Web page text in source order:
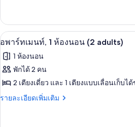
นท์,
ห้อง
นอน
(2
adults
and
เกี่ยว
กับ
อ
ท
เม
ห้อง
เปิด
ภาพถ่าย
ทั้งหมด
ของ
อ
ผ้านว
8
อพาร์ทเมนท์, 1 ห้องนอน (2 adults)
1 ห้องนอน
พักได้ 2 คน
2 เตียงเดี่ยว และ 1 เตียงแบบเลื่อนเก็บ
รายละเอียดเพิ่มเติม
ราย